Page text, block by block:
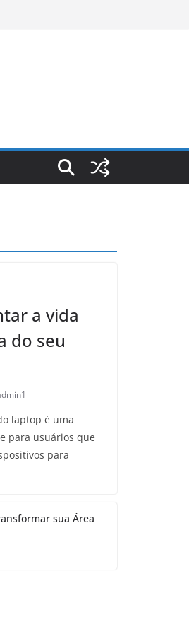
a vida
do seu
laptop é uma
para usuários que
para
sua Área